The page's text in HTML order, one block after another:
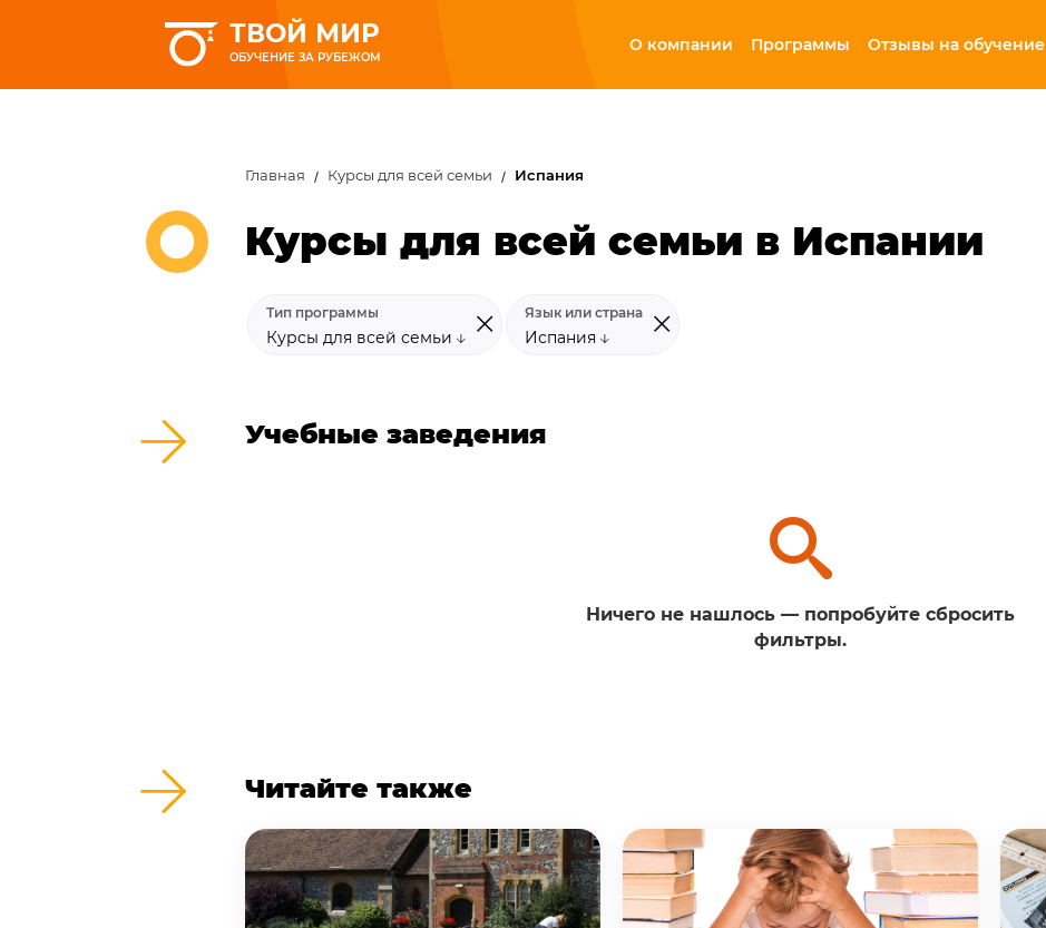
ТВОЙ МИР
ОБУЧЕНИЕ ЗА РУБЕЖОМ
О компании Программы Отзывы на обучение
Главная Курсы для всей семьи Испания
Курсы для всей семьи в Испании
Тип программы
Курсы для всей семьи
Язык или страна
Испания
Учебные заведения
Ничего не нашлось — попробуйте сбросить
фильтры.
Читайте также